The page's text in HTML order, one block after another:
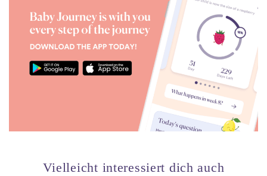
Vielleicht interessiert dich auch